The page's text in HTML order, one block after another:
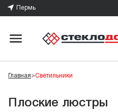
Пермь
Главная>Светильники
Плоские люстры